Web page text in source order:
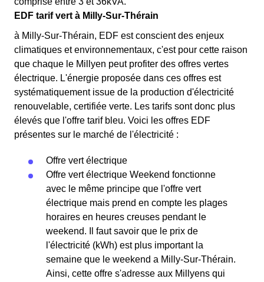
EDF tarif vert à Milly-Sur-Thérain
à Milly-Sur-Thérain, EDF est conscient des enjeux
climatiques et environnementaux, c'est pour cette raison
que chaque le Millyen peut profiter des offres vertes
électrique. L'énergie proposée dans ces offres est
systématiquement issue de la production d'électricité
renouvelable, certifiée verte. Les tarifs sont donc plus
élevés que l'offre tarif bleu. Voici les offres EDF
présentes sur le marché de l'électricité :
Offre vert électrique
Offre vert électrique Weekend fonctionne
avec le même principe que l'offre vert
électrique mais prend en compte les plages
horaires en heures creuses pendant le
weekend. Il faut savoir que le prix de
l'électricité (kWh) est plus important la
semaine que le weekend a Milly-Sur-Thérain.
Ainsi, cette offre s'adresse aux Millyens qui